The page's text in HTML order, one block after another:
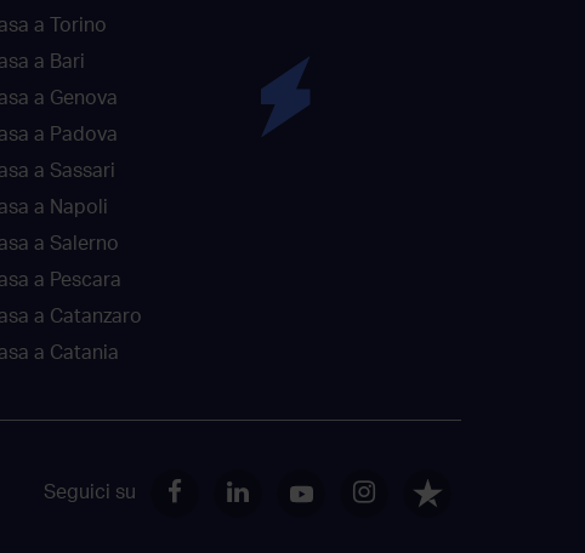
a Torino
a Bari
a Genova
a Padova
a Sassari
a Napoli
a Salerno
a Pescara
a Catanzaro
a Catania
Seguici su